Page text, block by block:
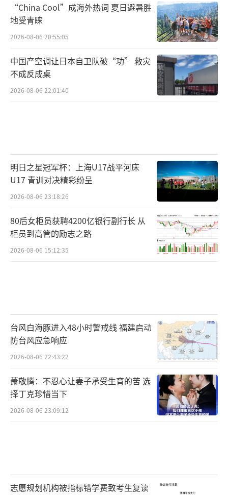
“China Cool”成海外热词 夏日避暑胜
地受青睐
2026-08-06 20:55:05
中国产空调让日本自卫队破“功” 救灾
不成反成桌
2026-08-06 22:01:40
明日之星冠军杯：上海U17战平河床
U17 青训对决精彩纷呈
2026-08-06 23:18:26
80后女柜员获聘4200亿银行副行长 从
柜员到高管的励志之路
2026-08-06 15:12:35
台风白海豚进入48小时警戒线 福建启动
防台风应急响应
2026-08-06 22:43:22
萧敬腾：不忍心让妻子承受生育的苦 选
择丁克珍惜当下
2026-08-06 23:09:12
志愿规划机构被指标错学费致考生复读